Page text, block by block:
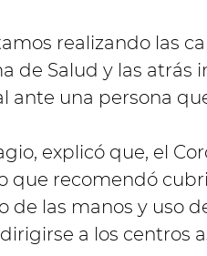
realizando las
de Salud y las atrás
ante una persona
explicó que, el
que recomendó
de las manos y uso
a los centros